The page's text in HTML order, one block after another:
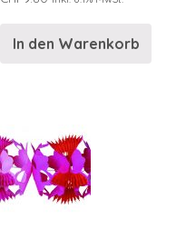
In den Warenkorb